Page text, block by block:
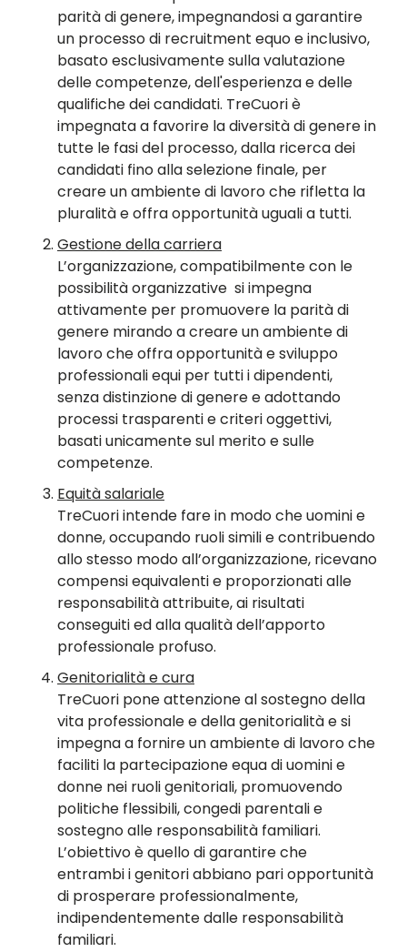
parità di genere, impegnandosi a garantire
un processo di recruitment equo e inclusivo,
basato esclusivamente sulla valutazione
delle competenze, dell'esperienza e delle
qualifiche dei candidati. TreCuori è
impegnata a favorire la diversità di genere in
tutte le fasi del processo, dalla ricerca dei
candidati fino alla selezione finale, per
creare un ambiente di lavoro che rifletta la
pluralità e offra opportunità uguali a tutti.
Gestione della carriera
L’organizzazione, compatibilmente con le
possibilità organizzative si impegna
attivamente per promuovere la parità di
genere mirando a creare un ambiente di
lavoro che offra opportunità e sviluppo
professionali equi per tutti i dipendenti,
senza distinzione di genere e adottando
processi trasparenti e criteri oggettivi,
basati unicamente sul merito e sulle
competenze.
Equità salariale
TreCuori intende fare in modo che uomini e
donne, occupando ruoli simili e contribuendo
allo stesso modo all’organizzazione, ricevano
compensi equivalenti e proporzionati alle
responsabilità attribuite, ai risultati
conseguiti ed alla qualità dell’apporto
professionale profuso.
Genitorialità e cura
TreCuori pone attenzione al sostegno della
vita professionale e della genitorialità e si
impegna a fornire un ambiente di lavoro che
faciliti la partecipazione equa di uomini e
donne nei ruoli genitoriali, promuovendo
politiche flessibili, congedi parentali e
sostegno alle responsabilità familiari.
L’obiettivo è quello di garantire che
entrambi i genitori abbiano pari opportunità
di prosperare professionalmente,
indipendentemente dalle responsabilità
familiari.